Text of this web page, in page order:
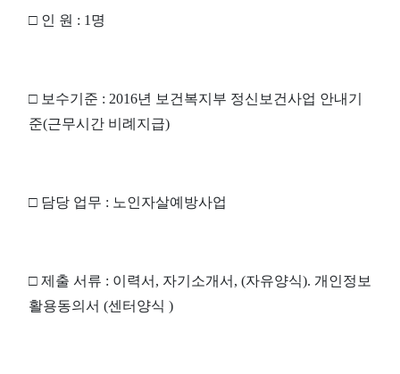
□ 인 원 : 1 명
□ 보수기준 : 2016년 보건복지부 정신보건사업 안내기
준(근무시간 비례지급)
□ 담당 업무 : 노인자살예방사업
□ 제출 서류 : 이력서 , 자기소개서 , (자유양식). 개인정보
활용동의서 (센터양식 )